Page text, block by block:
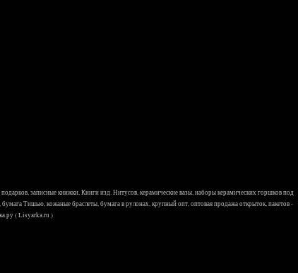
записные книжки, Книги изд. Нитусов, керамические вазы, наборы керамических горшков под
Тишью, кожаные браслеты, бумага в рулонах, крупный опт, оптовая продажа открыток, пакетов -
( Lisyarka.ru )